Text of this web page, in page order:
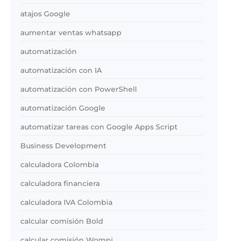
atajos Google
aumentar ventas whatsapp
automatización
automatización con IA
automatización con PowerShell
automatización Google
automatizar tareas con Google Apps Script
Business Development
calculadora Colombia
calculadora financiera
calculadora IVA Colombia
calcular comisión Bold